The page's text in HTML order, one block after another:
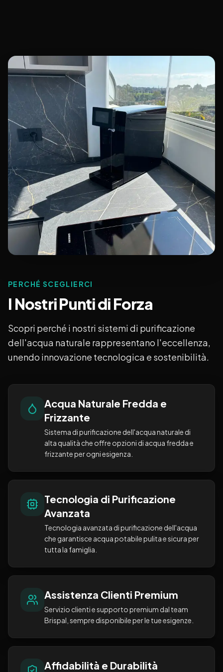
PERCHÉ SCEGLIERCI
I Nostri Punti di Forza
Scopri perché i nostri sistemi di purificazione
dell'acqua naturale rappresentano l'eccellenza,
unendo innovazione tecnologica e sostenibilità.
Acqua Naturale Fredda e
Frizzante
Sistema di purificazione dell'acqua naturale di
alta qualità che offre opzioni di acqua fredda e
frizzante per ogni esigenza.
Tecnologia di Purificazione
Avanzata
Tecnologia avanzata di purificazione dell'acqua
che garantisce acqua potabile pulita e sicura per
tutta la famiglia.
Assistenza Clienti Premium
Servizio clienti e supporto premium dal team
Brispal, sempre disponibile per le tue esigenze.
Affidabilità e Durabilità